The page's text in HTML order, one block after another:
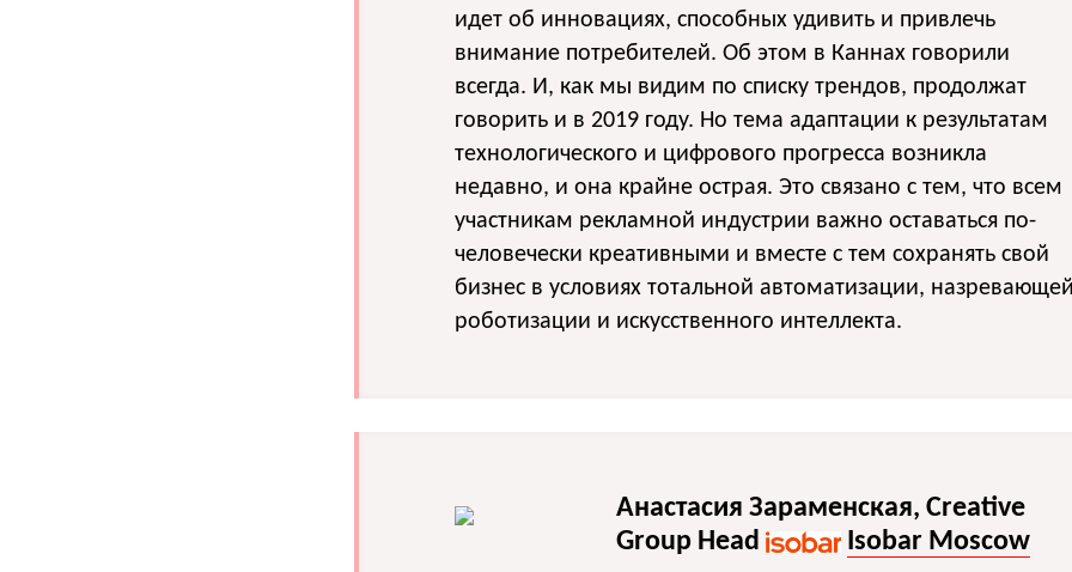
идет об инновациях, способных удивить и привлечь
внимание потребителей. Об этом в Каннах говорили
всегда. И, как мы видим по списку трендов, продолжат
говорить и в 2019 году. Но тема адаптации к результатам
технологического и цифрового прогресса возникла
недавно, и она крайне острая. Это связано с тем, что всем
участникам рекламной индустрии важно оставаться по-
человечески креативными и вместе с тем сохранять свой
бизнес в условиях тотальной автоматизации,
роботизации и искусственного интеллекта.
Анастасия Зараменская, Creative
Group Head
Isobar Moscow